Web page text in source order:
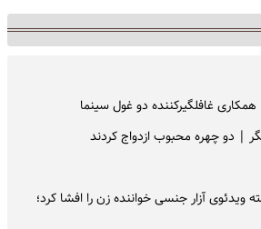
غافلگیرکننده دو غول سینما
| دو چهره محبوب ازدواج کردند
ویدئوی آزار جنسی خواننده زن را افشا کرد؛